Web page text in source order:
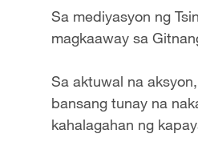
Sa mediyasyon ng
magkaaway sa
Sa aktuwal na
bansang tunay na
kahalagahan ng